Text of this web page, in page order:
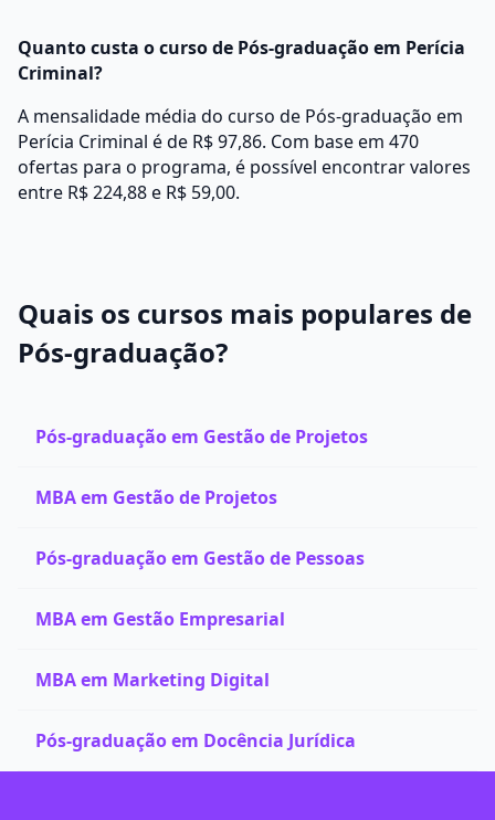
Quanto custa o curso de Pós-graduação em Perícia
Criminal?
A mensalidade média do curso de Pós-graduação em
Perícia Criminal é de R$ 97,86. Com base em 470
ofertas para o programa, é possível encontrar valores
entre R$ 224,88 e R$ 59,00.
Quais os cursos mais populares de
Pós-graduação?
Pós-graduação em Gestão de Projetos
MBA em Gestão de Projetos
Pós-graduação em Gestão de Pessoas
MBA em Gestão Empresarial
MBA em Marketing Digital
Pós-graduação em Docência Jurídica